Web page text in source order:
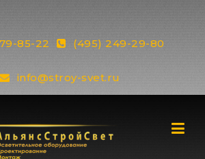
85-22 (495) 249-29-80
info@stroy-svet.ru